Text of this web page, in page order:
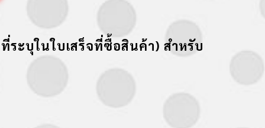
ระบุในใบเสร็จที่ซื้อสินค้า) สำหรับ